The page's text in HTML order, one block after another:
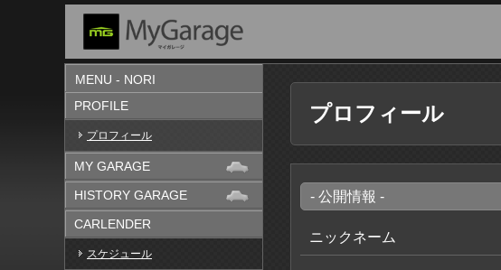
MENU - NORI
PROFILE
プロフィール
MY GARAGE
HISTORY GARAGE
CARLENDER
スケジュール
プロフィール
- 公開情報 -
ニックネーム